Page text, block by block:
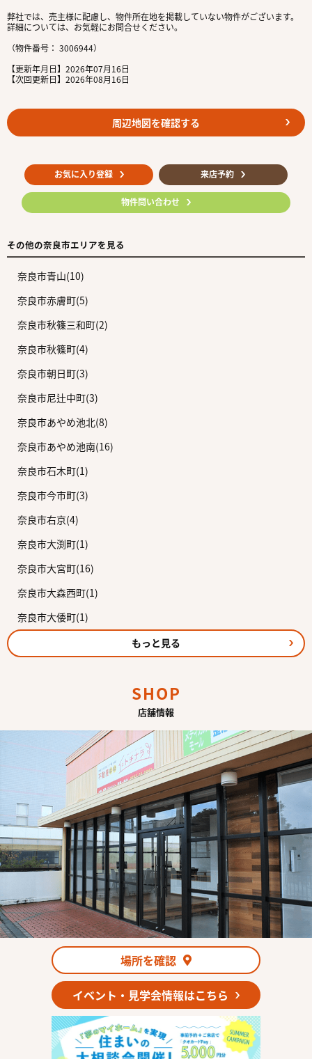
弊社では、売主様に配慮し、物件所在地を掲載していない物件がございます。
詳細については、お気軽にお問合せください。
（物件番号： 3006944）
【更新年月日】2026年07月16日
【次回更新日】2026年08月16日
周辺地図を確認する
お気に入り登録 来店予約
物件問い合わせ
その他の奈良市エリアを見る
奈良市青山(10)
奈良市赤膚町(5)
奈良市秋篠三和町(2)
奈良市秋篠町(4)
奈良市朝日町(3)
奈良市尼辻中町(3)
奈良市あやめ池北(8)
奈良市あやめ池南(16)
奈良市石木町(1)
奈良市今市町(3)
奈良市右京(4)
奈良市大渕町(1)
奈良市大宮町(16)
奈良市大森西町(1)
奈良市大倭町(1)
もっと見る
SHOP
店舗情報
場所を確認
イベント・見学会情報はこちら